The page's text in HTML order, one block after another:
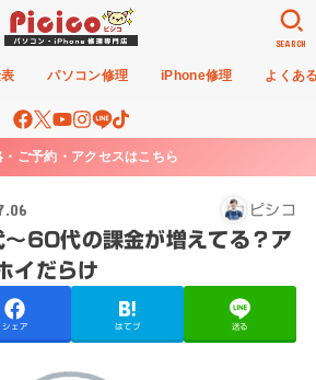
パソコン修理 iPhone修理 よくあ
SEARCH
・ご予約・アクセスはこちら
ピシコ
60代の課金が増えてる？ア
イだらけ
シェア はてブ 送る